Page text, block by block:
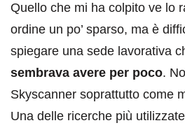
Quello che mi ha colpito ve lo
ordine un po’ sparso, ma è
spiegare una sede lavorativa
sembrava avere per poco.
Skyscanner soprattutto come
Una delle ricerche più